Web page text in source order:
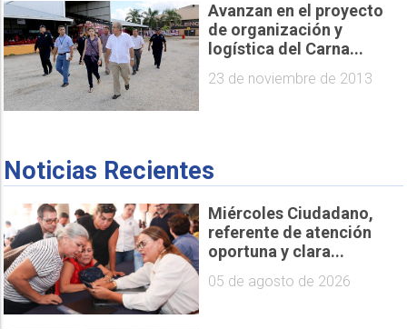
Avanzan en el proyecto
de organización y
logística del Carna...
23 de noviembre de 2013
Noticias Recientes
Miércoles Ciudadano,
referente de atención
oportuna y clara...
05 de agosto de 2026